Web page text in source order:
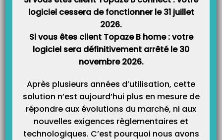
Catégorieslogiciel cessera de fonctionner le 31 juillet
2026.
Si vous êtes client Topaze B home : votre
logiciel sera définitivement arrêté le 30
novembre 2026.
Après plusieurs années d’utilisation, cette
solution n’est aujourd’hui plus en mesure de
répondre aux évolutions du marché, ni aux
nouvelles exigences règlementaires et
technologiques. C’est pourquoi nous avons